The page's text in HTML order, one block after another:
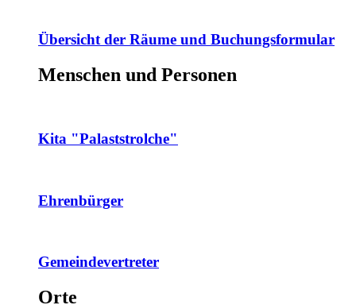
Übersicht der Räume und Buchungsformular
Menschen und Personen
Kita "Palaststrolche"
Ehrenbürger
Gemeindevertreter
Orte